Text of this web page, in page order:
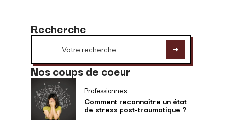
Recherche
Nos coups de coeur
Professionnels
Comment reconnaître un état
de stress post-traumatique ?